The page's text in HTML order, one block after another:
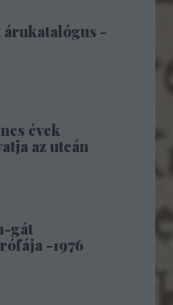
árukatalógus -
évek
az utcán
gát
-1976